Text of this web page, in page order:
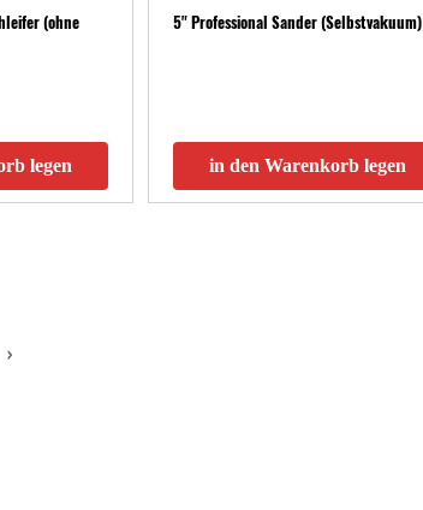
(ohne
legen
5" Professional Sander (Selbstvakuum)
in den Warenkorb legen
›